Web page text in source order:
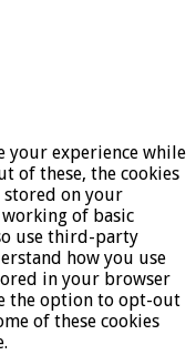
your experience while
of these, the cookies
stored on your
of basic
use third-party
how you use
in your browser
the option to opt-out
of these cookies